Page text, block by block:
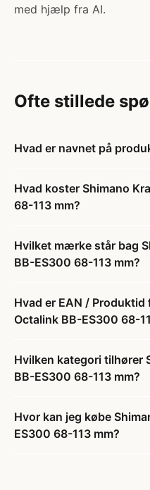
med hjælp fra AI.
Ofte stillede
Hvad er navnet på
Hvad koster Shimano
68-113 mm?
Hvilket mærke står bag
BB-ES300 68-113 mm?
Hvad er EAN /
Octalink BB-ES300 68-
Hvilken kategori tilhører
BB-ES300 68-113 mm?
Hvor kan jeg købe
ES300 68-113 mm?